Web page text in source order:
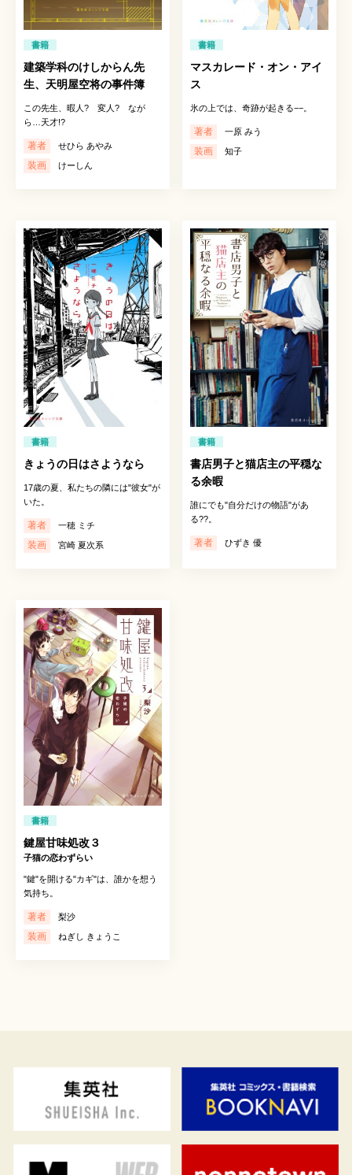
書籍
建築学科のけしからん先
生、天明屋空将の事件簿
この先生、暇人? 変人? なが
ら…天才!?
著者 せひら あやみ
装画 けーしん
書籍
マスカレード・オン・アイ
ス
氷の上では、奇跡が起きる−−。
著者 一原 みう
装画 知子
書籍
きょうの日はさようなら
17歳の夏、私たちの隣には"彼女"が
いた。
著者 一穂 ミチ
装画 宮崎 夏次系
書籍
書店男子と猫店主の平穏な
る余暇
誰にでも"自分だけの物語"があ
る??。
著者 ひずき 優
書籍
鍵屋甘味処改３
子猫の恋わずらい
"鍵"を開ける"カギ"は、誰かを想う
気持ち。
著者 梨沙
装画 ねぎし きょうこ